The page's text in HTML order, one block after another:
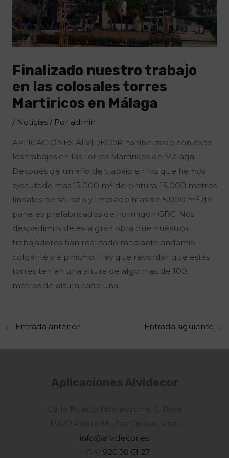
Finalizado nuestro trabajo
en las colosales torres
Martiricos en Málaga
/ Noticias/ Por admin
APLICACIONES ALVIDECOR ha finalizado con éxito
los trabajos en las Torres Martiricos de Málaga.
Después de un año de trabajo en los que hemos
ejecutado mas 15.000 m² de pintura, 15.000 metros
lineales de sellado y limpiado mas de 5.000 m² de
paneles prefabricados de hormigón GRC. Nos
despedimos de esta gran obra que nuestros
trabajadores han realizado mediante andamio
colgante y alpinismo. Hay que recordar que estas
torres tenían una altura de algo mas de 100
metros de altura cada una.
← Entrada anterior Entrada siguiente →
Aplicaciones Alvidecor
Calle Puerto Rico esquina, C. Rioja
13620
Pedro Muñoz Ciudad Real
info@alvidecor.es
+ (34) 926 58 61 27